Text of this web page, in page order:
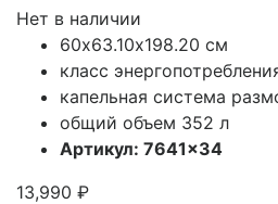
Нет в наличии
60х63.10х198.20 см
класс
капельная система
общий объем 352 л
Артикул: 7641×34
13,990 ₽